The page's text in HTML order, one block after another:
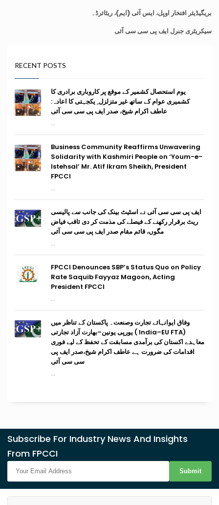
بریگیڈیئر افتخار اوپل، ایس آئی (ایم)، ریٹائرڈ۔
سیکریٹری جنرل ایف پی سی سی آئی
RECENT POSTS
یوم استحصال کشمیر کے موقع پر کاروباری برادری کا
کشمیری عوام کے ساتھ غیر متزلزل ِ یکجہتی کا اعادہ:
عاطف اکرام شیخ، صدر ایف پی سی سی آئی
...
Business Community Reaffirms Unwavering
Solidarity with Kashmiri People on ‘Youm-e-
Istehsal’ Mr. Atif Ikram Sheikh, President
FPCCI
...
ایف پی سی سی آئی نے اسٹیٹ بینک کی جانب سے پالیسی
ریٹ برقرار رکھنے کے فیصلے کی مذمت کر دی ثاقب فیاض
مگوں، قائم مقام صدر ایف پی سی سی آئی
...
FPCCI Denounces SBP’s Status Quo on Policy
Rate Saquib Fayyaz Magoon, Acting
President FPCCI
...
وفاق ایوانہائے تجارت وصنعت۔ پاکستان کے تناظر میں
(India–EU FTA ) یورپی یونین–بھارت آزاد تجارتی
معاہدے اکستان کی برآمدی مسابقت کے تحفظ کے لیے فوری
اقدامات کی ضرورت ہے عاطف اکرام شیخ،صدر ایف پی
سی سی آئی
...
Subscribe For Industry News And Insights
From FPCCI
Submit